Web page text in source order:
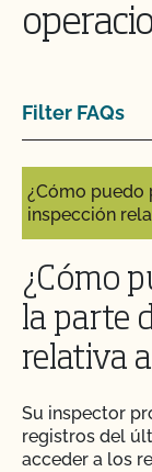
Filter FAQs
¿Cómo puedo
seguridad
¿Cómo puedo
¿Cómo puedo
inspección
¿Cómo
la parte
relativa
Su inspector
registros del
acceder a los